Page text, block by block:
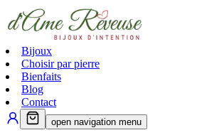
Bijoux
Choisir par pierre
Bienfaits
Blog
Contact
open navigation menu